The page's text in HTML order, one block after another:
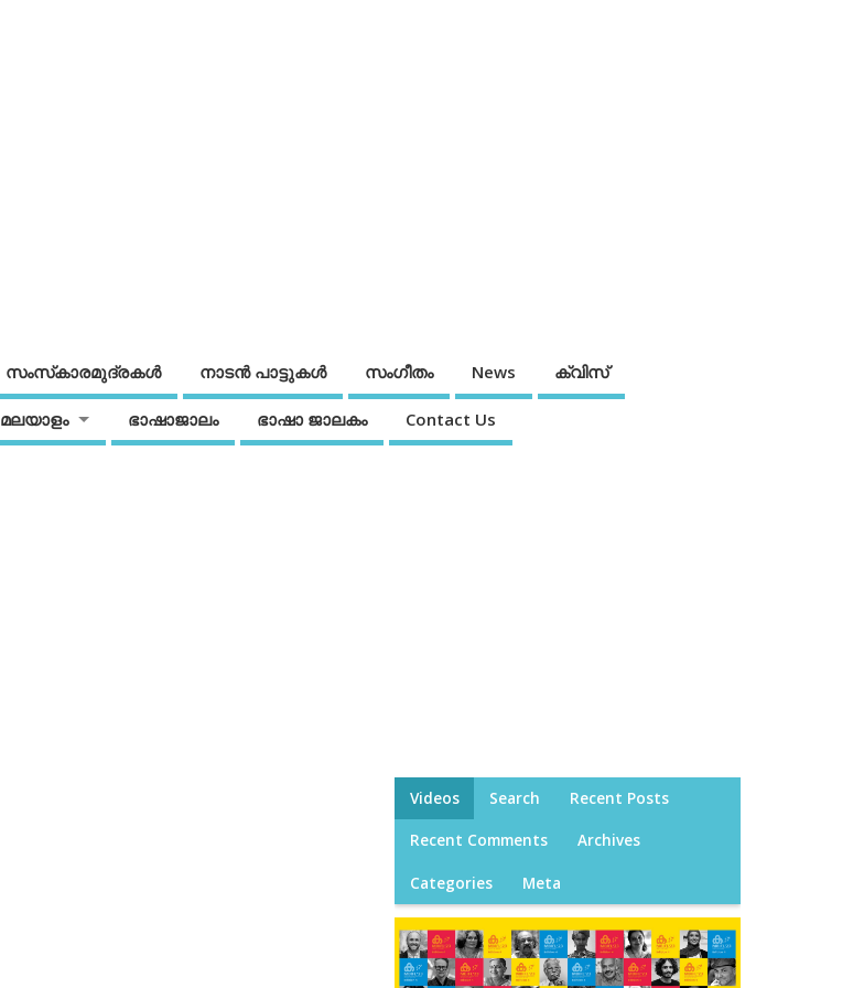
സംസ്‌കാരമുദ്രകള്‍ നാടന്‍ പാട്ടുകള്‍ സംഗീതം News ക്വിസ്
മലയാളം ഭാഷാജാലം ഭാഷാ ജാലകം Contact Us
Videos Search Recent Posts
Recent Comments Archives
Categories Meta